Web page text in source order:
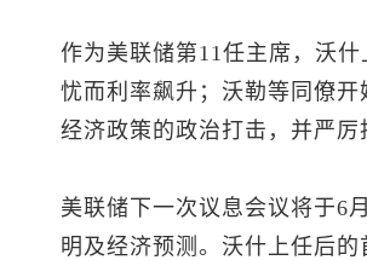
作为美联储第11任主席，沃
忧而利率飙升；沃勒等同僚
经济政策的政治打击，并严
美联储下一次议息会议将于6
明及经济预测。沃什上任后